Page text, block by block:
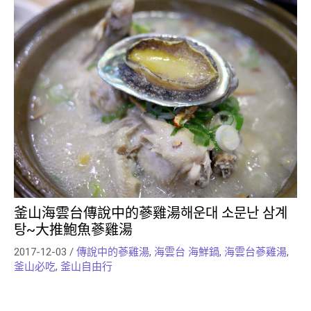
釜山海雲台傳說中的蔘雞湯해운대 소문난 삼계
탕~大推鮑魚蔘雞湯
2017-12-03 / 傳說中的蔘雞湯, 海雲台 海鮮鍋, 海雲台蔘雞湯,
釜山必吃, 釜山自由行